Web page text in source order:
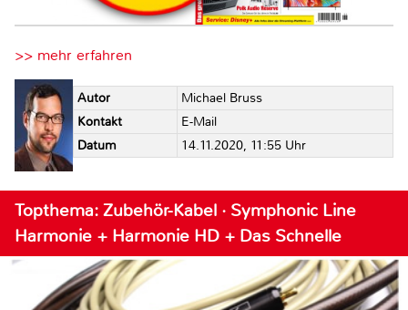
>> mehr erfahren
Autor
Michael Bruss
Kontakt
E-Mail
Datum
14.11.2020, 11:55 Uhr
Topthema: Zubehör-Kabel · Symphonic Line
Harmonie + Harmonie HD + Das Schnelle